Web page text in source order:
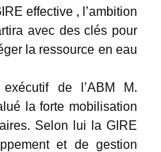
effective , l’ambition
avec des clés pour
la ressource en eau
de l’ABM M.
la forte mobilisation
Selon lui la GIRE
et de gestion